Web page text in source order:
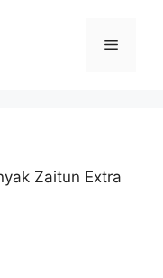
Menu
Zaitun Extra